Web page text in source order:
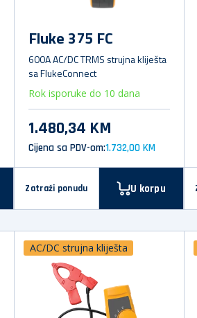
Fluke 375 FC
600A AC/DC TRMS strujna kliješta
sa FlukeConnect
Rok isporuke do 10 dana
1.480,34 KM
Cijena sa PDV-om:1.732,00 KM
Zatraži ponudu U korpu
AC/DC strujna kliješta